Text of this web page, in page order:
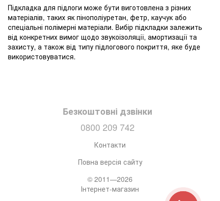
Підкладка для підлоги може бути виготовлена з різних
матеріалів, таких як пінополіуретан, фетр, каучук або
спеціальні полімерні матеріали. Вибір підкладки залежить
від конкретних вимог щодо звукоізоляції, амортизації та
захисту, а також від типу підлогового покриття, яке буде
використовуватися.
Безкоштовні дзвінки
0800 209 742
Контакти
Повна версія сайту
© 2011—2026
Інтернет-магазин